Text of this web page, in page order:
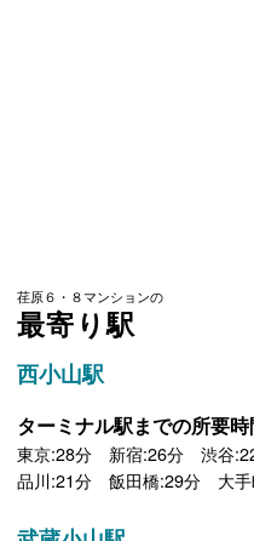
荏原６・８マンションの
最寄り駅
西小山駅
ターミナル駅までの所要
東京:28分 新宿:26分 渋谷
品川:21分 飯田橋:29分 大